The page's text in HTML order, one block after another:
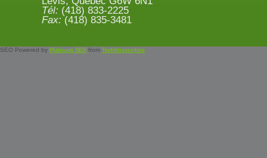
Tél: (418) 833-2225
Fax: (418) 835-3481
SEO Powered by Platinum SEO from Techblissonline